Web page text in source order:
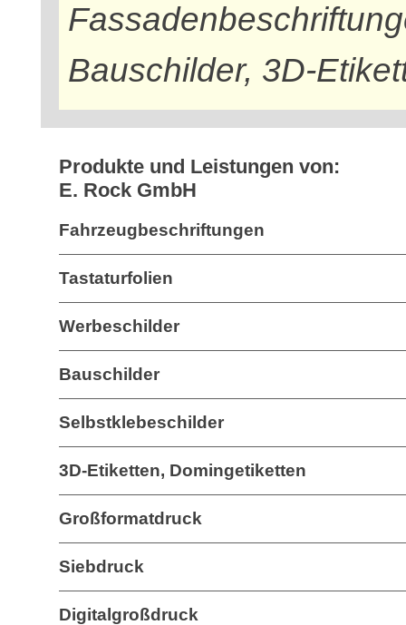
Bauschilder, 3D-
Produkte und Leistungen von:
E. Rock GmbH
Fahrzeugbeschriftungen
Tastaturfolien
Werbeschilder
Bauschilder
Selbstklebeschilder
3D-Etiketten, Domingetiketten
Großformatdruck
Siebdruck
Digitalgroßdruck